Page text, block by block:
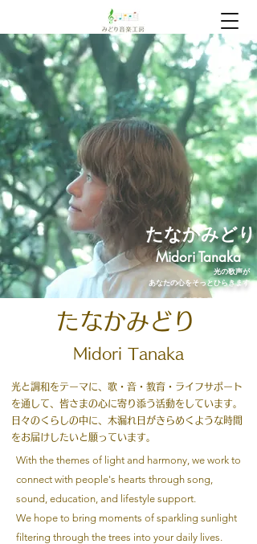
​たなかみどり
Midori Tanaka
光の歌声が
あなたの心をそっとひらきます
みどり音楽工房｜三島の音楽教室
たなかみどり
Midori Tanaka
光と調和をテーマに、歌・音・教育・ライフサポート
を通して、皆さまの心に寄り添う活動をしています。
日々のくらしの中に、木漏れ日がきらめくような時間
をお届けしたいと願っています。
With the themes of light and harmony, we work to
connect with people's hearts through song,
sound, education, and lifestyle support.
We hope to bring moments of sparkling sunlight
filtering through the trees into your daily lives.